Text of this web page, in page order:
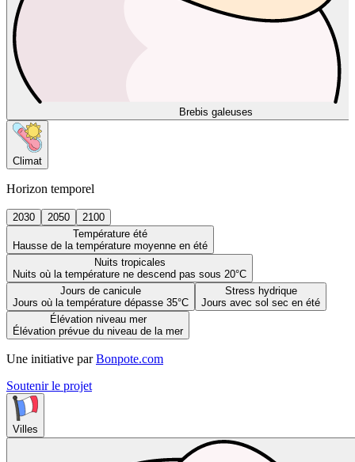
Brebis galeuses
Climat
Horizon temporel
2030 2050
2100
Température été
Hausse de la température moyenne en été
Nuits tropicales
Nuits où la température ne descend pas sous 20°C
Jours de canicule
Jours où la température dépasse 35°C
Stress hydrique
Jours avec sol sec en été
Élévation niveau mer
Élévation prévue du niveau de la mer
Une initiative par Bonpote.com
Soutenir le projet
Villes